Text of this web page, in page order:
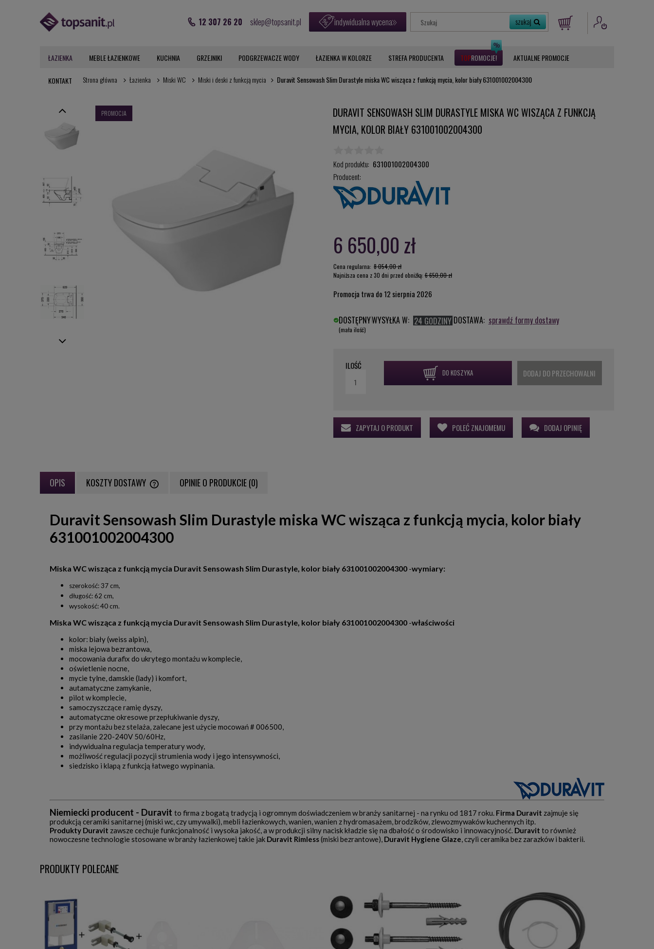
12 307 26 20 sklep@topsanit.pl indywidualna wycena
ŁAZIENKA MEBLE ŁAZIENKOWE KUCHNIA GRZEJNIKI PODGRZEWACZE WODY ŁAZIENKA W KOLORZE STREFA PRODUCENTA ROMOCJE AKTUALNE PROMOCJE
KONTAKT Strona główna Łazienka Miski WC Miski i deski z funkcją mycia Duravit Sensowash Slim Durastyle miska WC wisząca z funkcją mycia, kolor biały 631001002004300
DURAVIT SENSOWASH SLIM DURASTYLE MISKA WC WISZĄCA Z FUNKCJĄ
MYCIA, KOLOR BIAŁY 631001002004300
PROMOCJA
Kod produktu: 631001002004300
Producent:
6 650,00 zł
Cena regularna: 8 054,00 zł
Najniższa cena z 30 dni przed obniżką:6 650,00 zł
Promocja trwa do 12 sierpnia 2026
DOSTĘPNY
(mała ilość)
WYSYŁKA W: 24 GODZINYDOSTAWA: sprawdź formy dostawy
ILOŚĆ
DO KOSZYKA DODAJ DO PRZECHOWALNI
ZAPYTAJ O PRODUKT POLEĆ ZNAJOMEMU DODAJ OPINIĘ
OPIS KOSZTY DOSTAWY
PŁATNOŚCI
OPINIE O PRODUKCIE (0)
Duravit Sensowash Slim Durastyle miska WC wisząca z funkcją mycia, kolor biały
631001002004300
Miska WC wisząca z funkcją mycia Duravit Sensowash Slim Durastyle, kolor biały 631001002004300 -wymiary:
szerokość: 37 cm,
długość: 62 cm,
wysokość: 40 cm.
Miska WC wisząca z funkcją mycia Duravit Sensowash Slim Durastyle, kolor biały 631001002004300 -właściwości
kolor: biały (weiss alpin),
miska lejowa bezrantowa,
mocowania durafix do ukrytego montażu w komplecie,
oświetlenie nocne,
mycie tylne, damskie (lady) i komfort,
autamatyczne zamykanie,
pilot w komplecie,
samoczyszczące ramię dyszy,
automatyczne okresowe przepłukiwanie dyszy,
przy montażu bez stelaża, zalecane jest użycie mocowań # 006500,
zasilanie 220-240V 50/60Hz,
indywidualna regulacja temperatury wody,
możliwość regulacji pozycji strumienia wody i jego intensywności,
siedzisko i klapą z funkcją łatwego wypinania.
Niemiecki producent - Duravit to firma z bogatą tradycją i ogromnym doświadczeniem w branży sanitarnej - na rynku od 1817 roku. Firma Duravit zajmuje się
produkcją ceramiki sanitarnej (miski wc, czy umywalki), mebli łazienkowych, wanien, wanien z hydromasażem, brodzików, zlewozmywaków kuchennych itp.
Produkty Duravit zawsze cechuje funkcjonalność i wysoka jakość, a w produkcji silny nacisk kładzie się na dbałość o środowisko i innowacyjność. Duravit to również
nowoczesne technologie stosowane w branży łazienkowej takie jak Duravit Rimless(miski bezrantowe), Duravit Hygiene Glaze, czyli ceramika bez zarazków i bakterii.
PRODUKTY POLECANE